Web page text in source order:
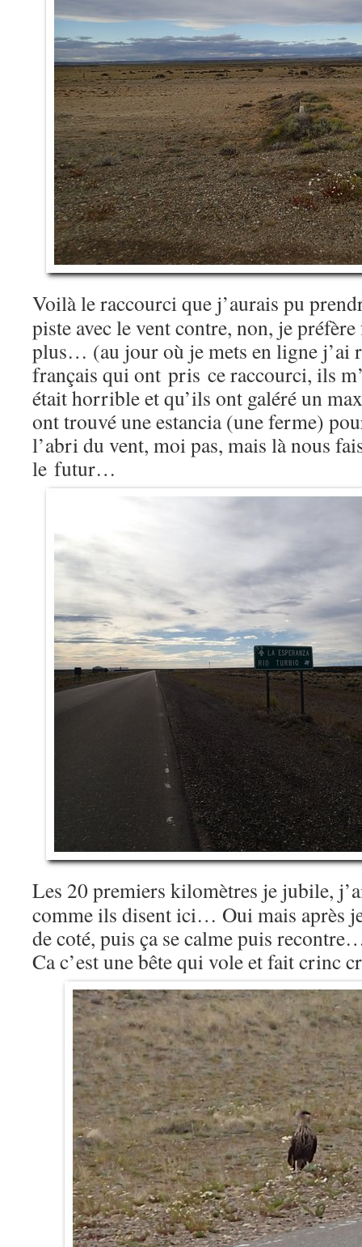
Voilà le raccourci que j’aurais pu
piste avec le vent contre, non, je
plus… (au jour où je mets en ligne j’ai
français qui ont pris ce raccourci, ils
était horrible et qu’ils ont galéré un
ont trouvé une estancia (une ferme)
l’abri du vent, moi pas, mais là nous
le futur…
Les 20 premiers kilomètres je jubile,
comme ils disent ici… Oui mais après
de coté, puis ça se calme puis
Ca c’est une bête qui vole et fait crinc